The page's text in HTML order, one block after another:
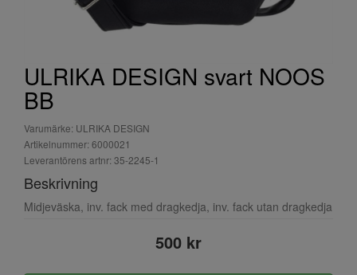
ULRIKA DESIGN svart NOOS
BB
Varumärke: ULRIKA DESIGN
Artikelnummer: 6000021
Leverantörens artnr: 35-2245-1
Beskrivning
Midjeväska, inv. fack med dragkedja, inv. fack utan dragkedja
500 kr